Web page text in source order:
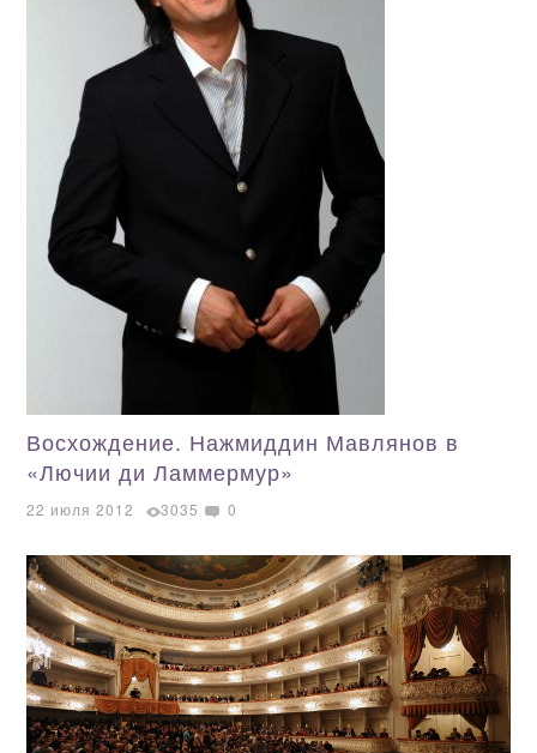
Восхождение. Нажмиддин Мавлянов в
«Лючии ди Ламмермур»
22 июля 2012 3035 0